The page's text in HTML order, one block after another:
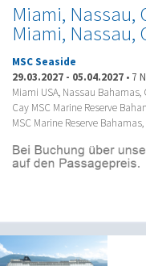
Miami, Nassau,
Miami, Nassau,
MSC Seaside
29.03.2027 - 05.04.2027 • 7
Miami USA, Nassau Bahamas,
Cay MSC Marine Reserve
MSC Marine Reserve